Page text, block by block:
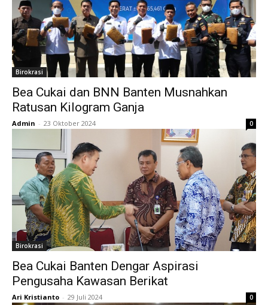
Birokrasi
Bea Cukai dan BNN Banten Musnahkan
Ratusan Kilogram Ganja
Admin - 23 Oktober 2024 0
Birokrasi
Bea Cukai Banten Dengar Aspirasi
Pengusaha Kawasan Berikat
Ari Kristianto - 29 Juli 2024 0